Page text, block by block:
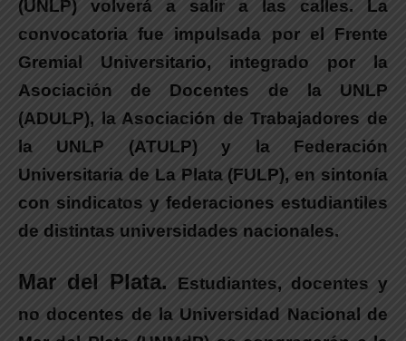
(UNLP) volverá a salir a las calles. La
convocatoria fue impulsada por el Frente
Gremial Universitario, integrado por la
Asociación de Docentes de la UNLP
(ADULP), la Asociación de Trabajadores de
la UNLP (ATULP) y la Federación
Universitaria de La Plata (FULP), en sintonía
con sindicatos y federaciones estudiantiles
de distintas universidades nacionales.
Mar del Plata.
Estudiantes, docentes y
no docentes de la Universidad Nacional de